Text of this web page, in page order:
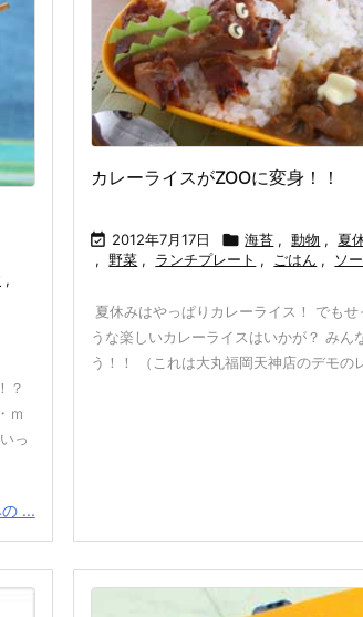
,
？
ｍ
っ
...
カレーライスがZOOに変身！！
 2012年7月17日  海苔 , 動物 , 夏
,
野菜 , ランチプレート , ごはん , ソ
夏休みはやっぱりカレーライス！ でも
うな楽しいカレーライスはいかが？ みん
う！！ （これは大丸福岡天神店のデモ